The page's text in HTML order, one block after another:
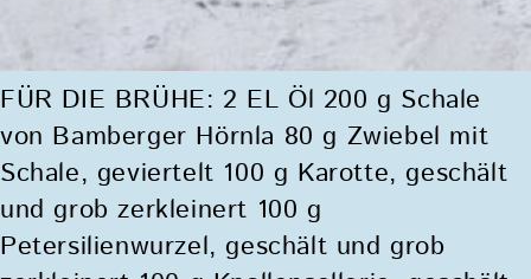
FÜR DIE BRÜHE: 2 EL Öl 200 g Schale
von Bamberger Hörnla 80 g Zwiebel mit
Schale, geviertelt 100 g Karotte, geschält
und grob zerkleinert 100 g
Petersilienwurzel, geschält und grob